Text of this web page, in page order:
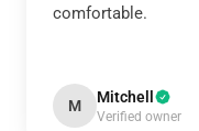
comfortable.
M Mitchell
Verified owner